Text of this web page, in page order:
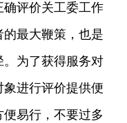
评价关工委工作
最大鞭策，也是
为了获得服务对
进行评价提供便
易行，不要过多